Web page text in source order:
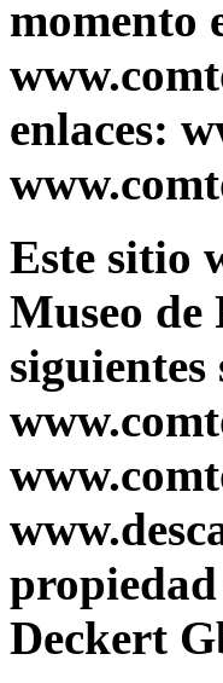
momento
enlaces:
Este sitio
Museo de
Deckert